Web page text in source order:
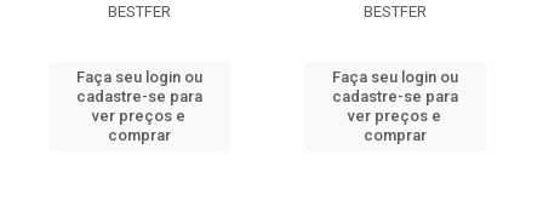
BESTFER
Faça seu login ou
cadastre-se para
ver preços e
comprar
BESTFER
Faça seu login ou
cadastre-se para
ver preços e
comprar